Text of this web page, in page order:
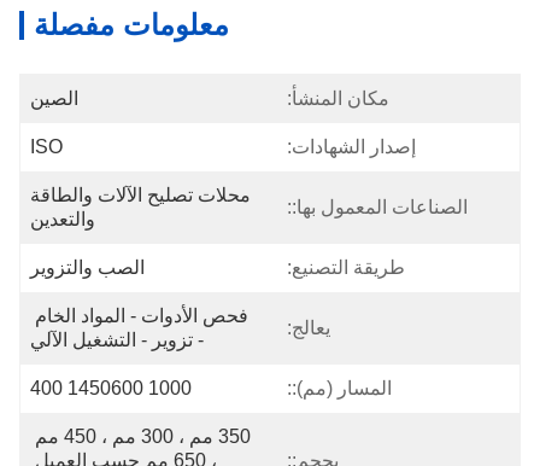
معلومات مفصلة
مكان المنشأ: الصين
إصدار الشهادات: ISO
الصناعات المعمول بها::
والتعدين
طريقة التصنيع: الصب والتزوير
يعالج:
- تزوير - التشغيل الآلي
المسار (مم):: 1000 1450600 400
بحجم::